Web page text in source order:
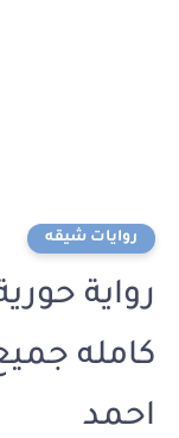
روايات شيقه
رواية
كامله
احمد